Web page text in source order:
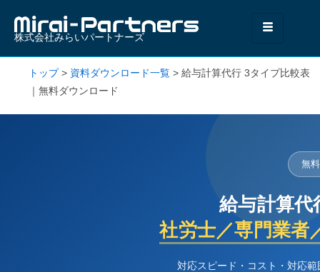
株式会社みらいパートナーズ
トップ> 資料ダウンロード一覧 > 給与計算代行 3タイプ比較表
｜無料ダウンロード
無
給与計算代
社労士／専門業者
対応スピード・コスト・対応